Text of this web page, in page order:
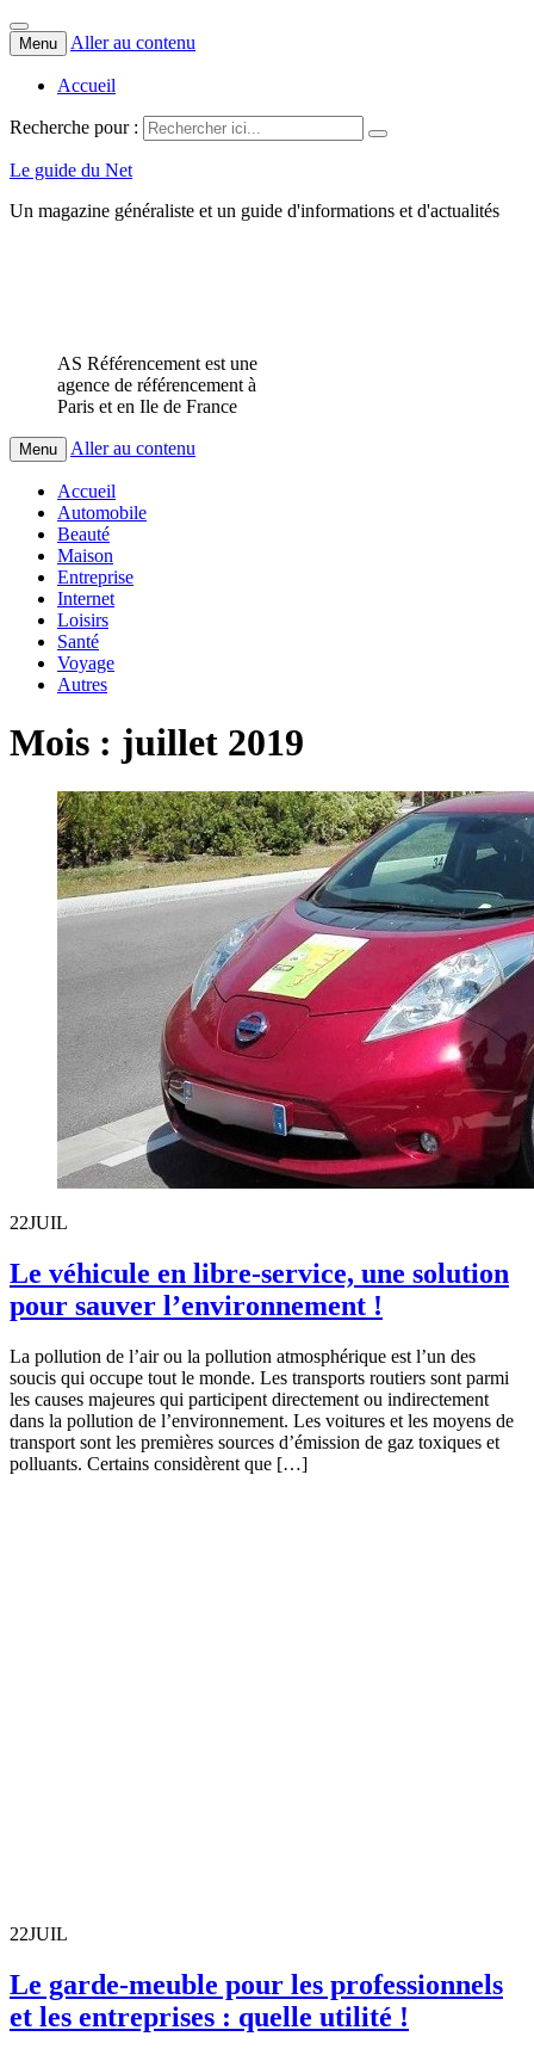
Menu Aller au contenu
Accueil
Recherche pour :
Le guide du Net
Un magazine généraliste et un guide d'informations et d'actualités
AS Référencement est une
agence de référencement à
Paris et en Ile de France
Menu Aller au contenu
Accueil
Automobile
Beauté
Maison
Entreprise
Internet
Loisirs
Santé
Voyage
Autres
Mois : juillet 2019
22JUIL
Le véhicule en libre-service, une solution
pour sauver l’environnement !
La pollution de l’air ou la pollution atmosphérique est l’un des
soucis qui occupe tout le monde. Les transports routiers sont parmi
les causes majeures qui participent directement ou indirectement
dans la pollution de l’environnement. Les voitures et les moyens de
transport sont les premières sources d’émission de gaz toxiques et
polluants. Certains considèrent que […]
22JUIL
Le garde-meuble pour les professionnels
et les entreprises : quelle utilité !